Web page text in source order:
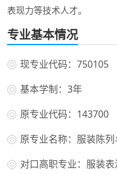
表现力等技术人才。
专业基本情况
现专业代码：750105
基本学制：3年
原专业代码：143700
原专业名称：服装陈列
对口高职专业：服装